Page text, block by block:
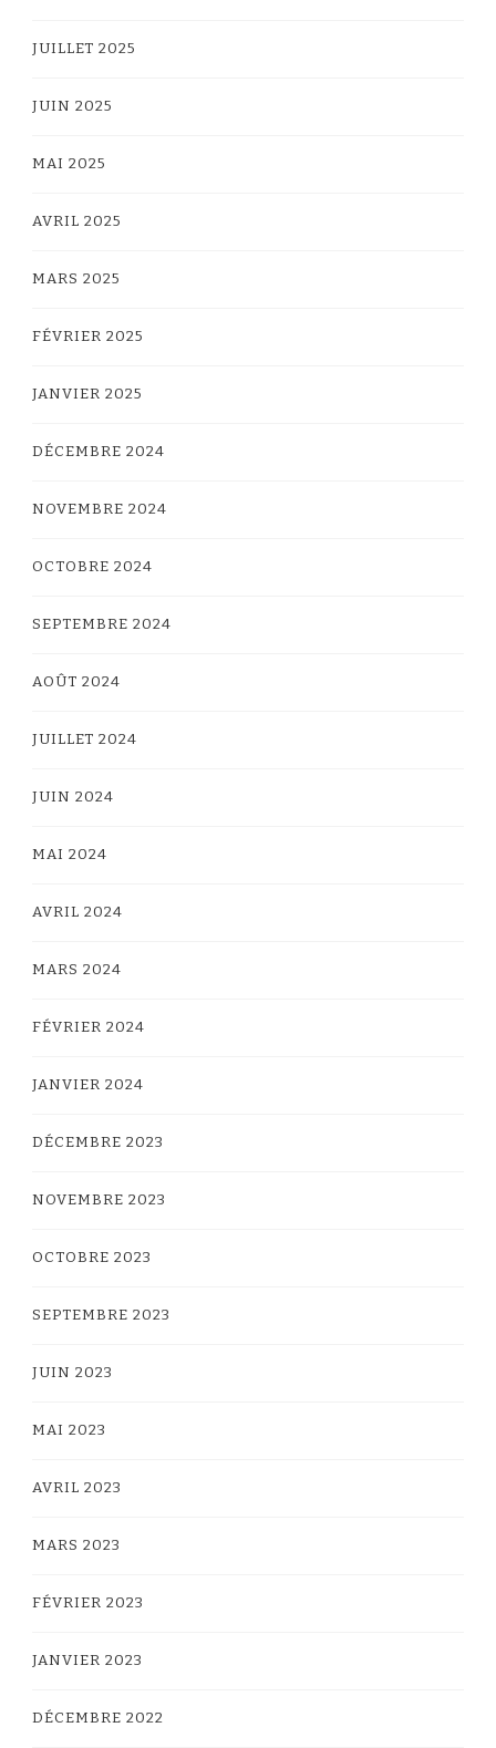
JUILLET 2025
JUIN 2025
MAI 2025
AVRIL 2025
MARS 2025
FÉVRIER 2025
JANVIER 2025
DÉCEMBRE 2024
NOVEMBRE 2024
OCTOBRE 2024
SEPTEMBRE 2024
AOÛT 2024
JUILLET 2024
JUIN 2024
MAI 2024
AVRIL 2024
MARS 2024
FÉVRIER 2024
JANVIER 2024
DÉCEMBRE 2023
NOVEMBRE 2023
OCTOBRE 2023
SEPTEMBRE 2023
JUIN 2023
MAI 2023
AVRIL 2023
MARS 2023
FÉVRIER 2023
JANVIER 2023
DÉCEMBRE 2022